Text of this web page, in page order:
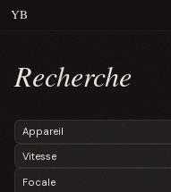
YB
Recherche